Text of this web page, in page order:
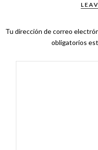
Tu dirección de correo
obligatorios